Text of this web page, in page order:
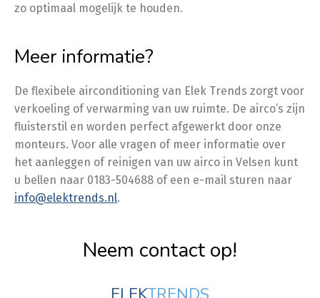
zo optimaal mogelijk te houden.
Meer informatie?
De flexibele airconditioning van Elek Trends zorgt voor
verkoeling of verwarming van uw ruimte. De airco’s zijn
fluisterstil en worden perfect afgewerkt door onze
monteurs. Voor alle vragen of meer informatie over
het aanleggen of reinigen van uw airco in Velsen kunt
u bellen naar 0183-504688 of een e-mail sturen naar
info@elektrends.nl.
Neem contact op!